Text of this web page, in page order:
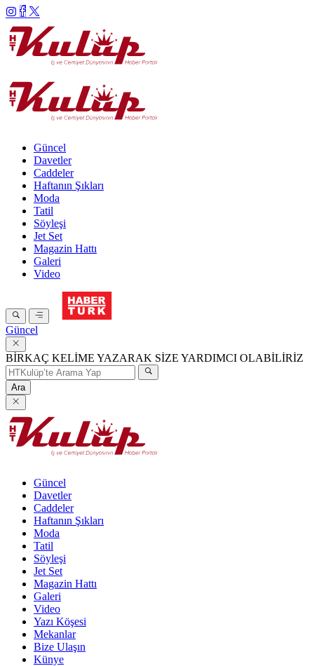
Güncel
Davetler
Caddeler
Haftanın Şıkları
Moda
Tatil
Söyleşi
Jet Set
Magazin Hattı
Galeri
Video
Güncel
BİRKAÇ KELİME YAZARAK SİZE YARDIMCI OLABİLİRİZ
Ara
Güncel
Davetler
Caddeler
Haftanın Şıkları
Moda
Tatil
Söyleşi
Jet Set
Magazin Hattı
Galeri
Video
Yazı Köşesi
Mekanlar
Bize Ulaşın
Künye